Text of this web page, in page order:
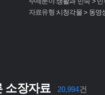
자료유형 :시청각물 > 동영
소장자료 20,994건